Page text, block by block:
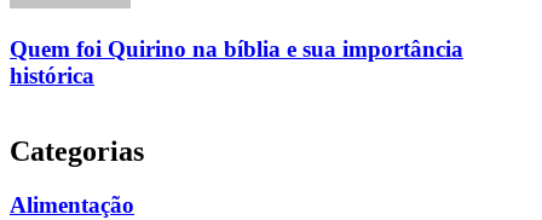
Quem foi Quirino na bíblia e sua importância
histórica
Categorias
Alimentação